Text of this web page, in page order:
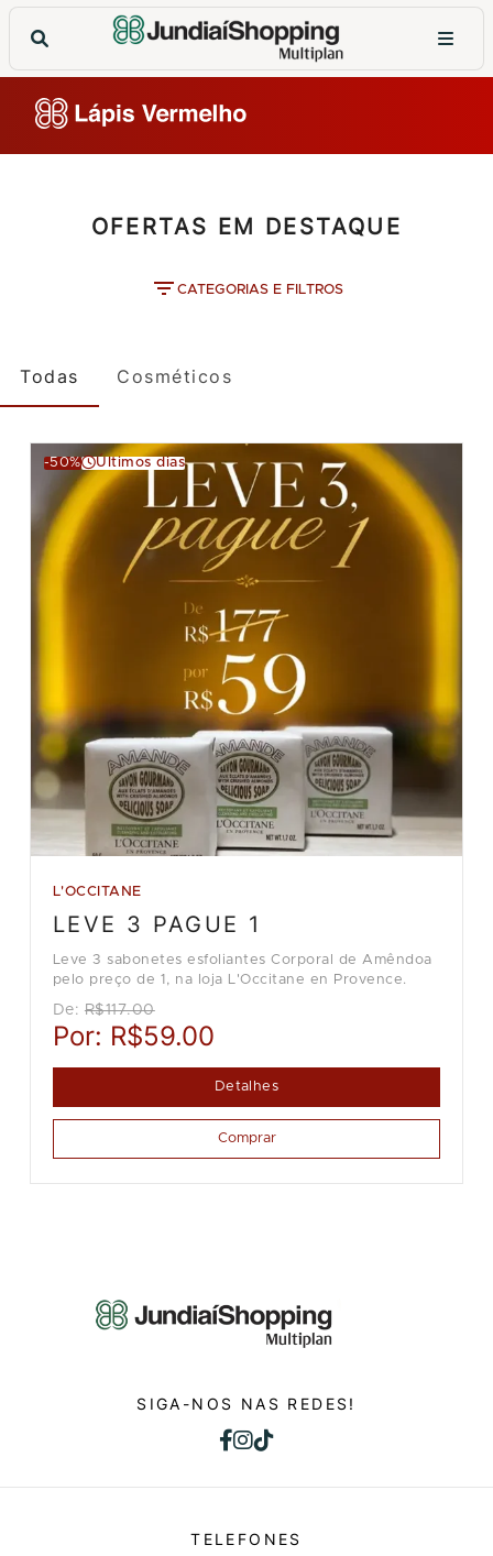
OFERTAS EM DESTAQUE
CATEGORIAS E FILTROS
Todas Cosméticos
-50% Últimos dias
L'OCCITANE
LEVE 3 PAGUE 1
Leve 3 sabonetes esfoliantes Corporal de Amêndoa
pelo preço de 1, na loja L'Occitane en Provence.
De: R$117.00
Por: R$59.00
Detalhes
Comprar
SIGA-NOS NAS REDES!
TELEFONES